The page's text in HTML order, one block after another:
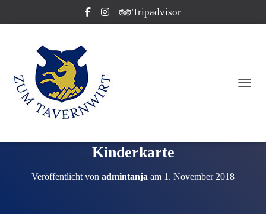
Tripadvisor
Kinderkarte
Veröffentlicht von admintanja am 1. November 2018